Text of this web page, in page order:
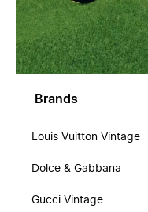
Brands
Louis Vuitton Vintage
Dolce & Gabbana
Gucci Vintage